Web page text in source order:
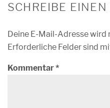
SCHREIBE
Deine E-Mail-Adresse
Erforderliche Felder sind
Kommentar*